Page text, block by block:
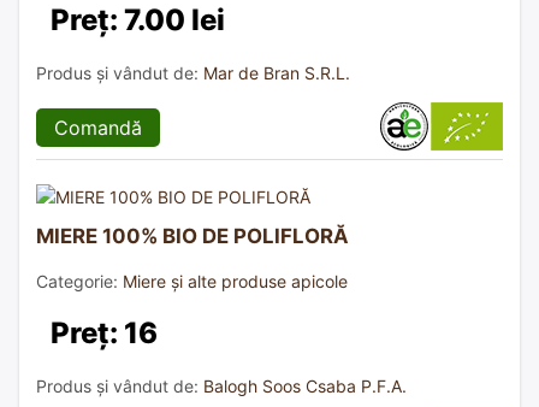
Preț: 7.00 lei
Produs și vândut de: Mar de Bran S.R.L.
Comandă
MIERE 100% BIO DE POLIFLORĂ
Categorie: Miere și alte produse apicole
Preț: 16
Produs și vândut de: Balogh Soos Csaba P.F.A.